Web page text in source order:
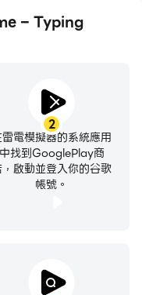
– Typing
2
電模擬器的系統應用
中找到GooglePlay商
啟動並登入你的谷歌
帳號。